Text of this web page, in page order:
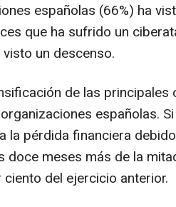
españolas (66%) ha
que ha sufrido un
un descenso.
de las principales
españolas.
la pérdida financiera
doce meses más de la
del ejercicio anterior.